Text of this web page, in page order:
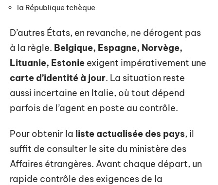
la République tchèque
D’autres États, en revanche, ne dérogent pas
à la règle. Belgique, Espagne, Norvège,
Lituanie, Estonie exigent impérativement une
carte d’identité à jour. La situation reste
aussi incertaine en Italie, où tout dépend
parfois de l’agent en poste au contrôle.
Pour obtenir la liste actualisée des pays, il
suffit de consulter le site du ministère des
Affaires étrangères. Avant chaque départ, un
rapide contrôle des exigences de la